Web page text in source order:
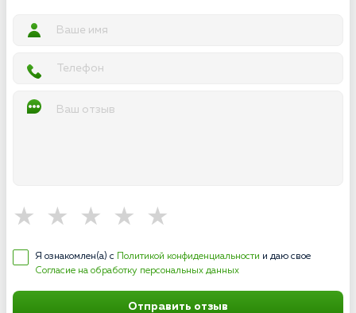
Я ознакомлен(а) с Политикой конфиденциальности и даю свое
Согласие на обработку персональных данных
Отправить отзыв